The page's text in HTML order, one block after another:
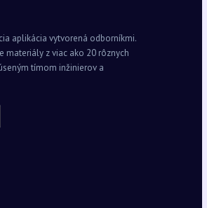
aplikácia vytvorená odborníkmi.
materiály z viac ako 20 rôznych
tímom inžinierov a